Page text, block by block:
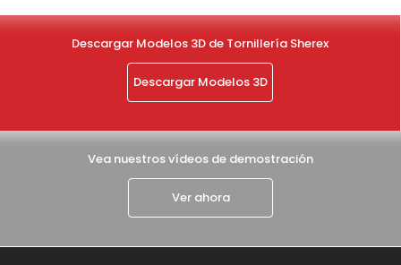
Descargar Modelos 3D de Tornillería Sherex
Descargar Modelos 3D
Vea nuestros vídeos de demostración
Ver ahora